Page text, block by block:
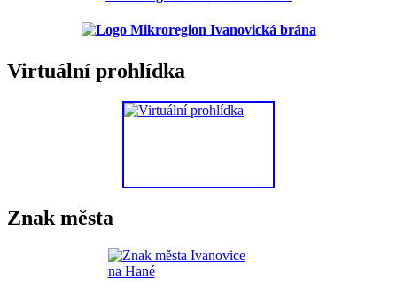
Virtuální prohlídka
Znak města